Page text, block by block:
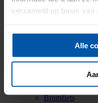
verzameld op basis van
Alle
Particuliere
Auto
Bromfiets